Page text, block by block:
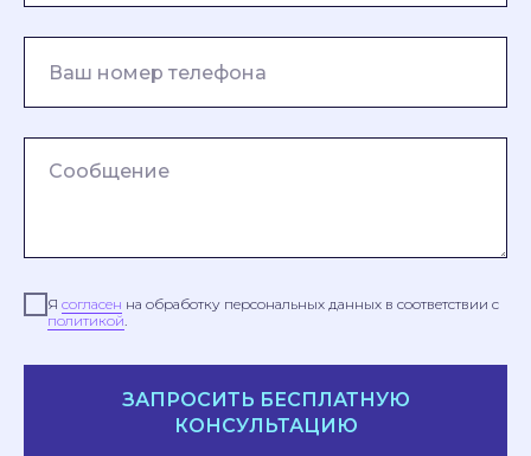
Я согласен на обработку персональных данных в соответствии с
политикой
ЗАПРОСИТЬ БЕСПЛАТНУЮ
КОНСУЛЬТАЦИЮ